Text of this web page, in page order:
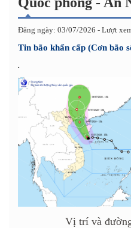
Đăng ngày: 03/07/2026 - Lượt
Tin bão khẩn cấp (Cơn bão
.
Vị trí và